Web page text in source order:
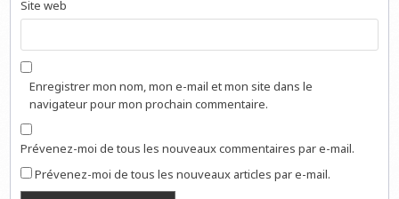
Site web
Enregistrer mon nom, mon e-mail et mon site dans le
navigateur pour mon prochain commentaire.
Prévenez-moi de tous les nouveaux commentaires par e-mail.
Prévenez-moi de tous les nouveaux articles par e-mail.